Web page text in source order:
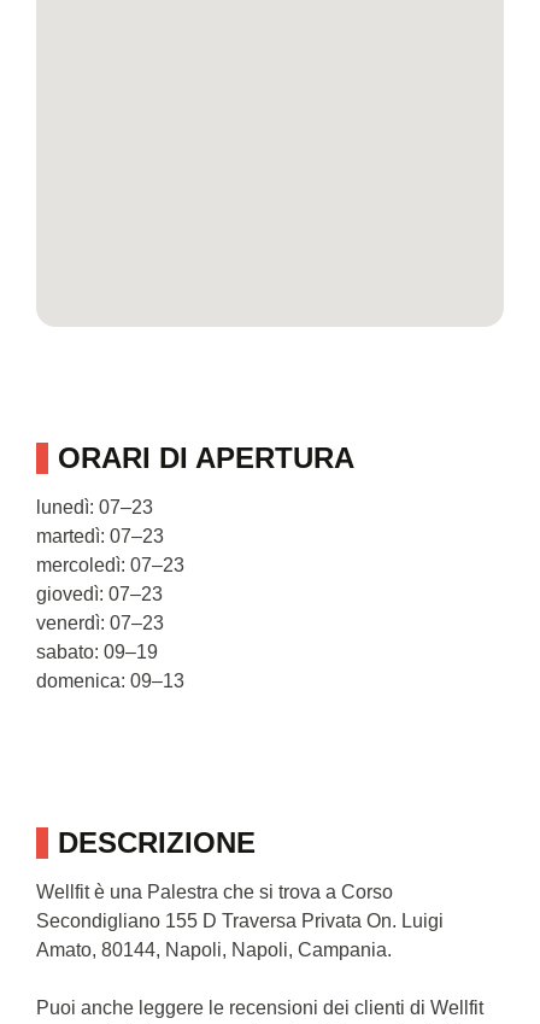
DESCRIZIONE
Wellfit è una Palestra che si trova a Corso
Secondigliano 155 D Traversa Privata On. Luigi
Amato, 80144, Napoli, Napoli, Campania.
Puoi anche leggere le recensioni dei clienti di Wellfit
ORARI DI APERTURA
lunedì: 07–23
martedì: 07–23
mercoledì: 07–23
giovedì: 07–23
venerdì: 07–23
sabato: 09–19
domenica: 09–13